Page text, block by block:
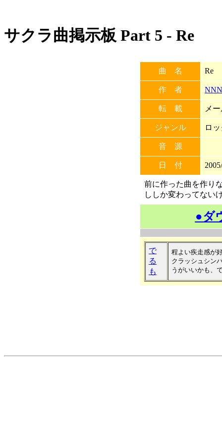
サクラ曲掲示板 Part 5 - Re
曲 名 Re
作 者 NNN
転 載 メ
ジャンル ロ
音 源
日 付
前に作った曲を作り
ししか変わってない
●ダ
で
る
も
程よい疾走感が
クラッシュシン
うがいいかも、